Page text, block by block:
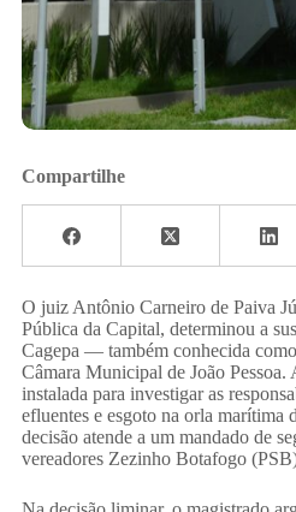
Compartilhe
​O juiz Antônio Carneiro de Paiva
Pública da Capital, determinou a
Cagepa — também conhecida
Câmara Municipal de João Pessoa.
instalada para investigar as
efluentes e esgoto na orla marítima
decisão atende a um mandado de
vereadores Zezinho Botafogo